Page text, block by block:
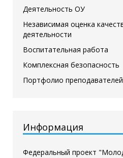
Деятельность ОУ
Независимая оценка
деятельности
Воспитательная работа
Комплексная безопасность
Портфолио преподавателей
Информация
Федеральный проект